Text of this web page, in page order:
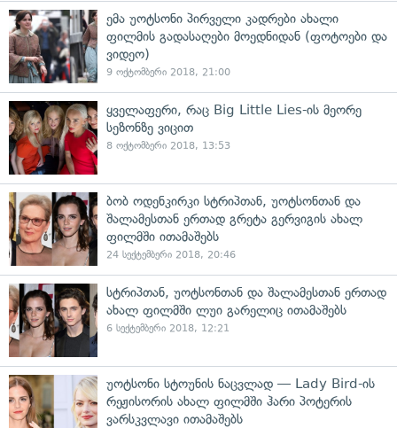
ემა უოტსონი პირველი კადრები ახალი
ფილმის გადასაღები მოედნიდან (ფოტოები და
ვიდეო)
9 ოქტომბერი 2018, 21:00
ყველაფერი, რაც Big Little Lies-ის მეორე
სეზონზე ვიცით
8 ოქტომბერი 2018, 13:53
ბობ ოდენკირკი სტრიპთან, უოტსონთან და
შალამესთან ერთად გრეტა გერვიგის ახალ
ფილმში ითამაშებს
24 სექტემბერი 2018, 20:46
სტრიპთან, უოტსონთან და შალამესთან ერთად
ახალ ფილმში ლუი გარელიც ითამაშებს
6 სექტემბერი 2018, 12:21
უოტსონი სტოუნის ნაცვლად — Lady Bird-ის
რეჟისორის ახალ ფილმში ჰარი პოტერის
ვარსკვლავი ითამაშებს